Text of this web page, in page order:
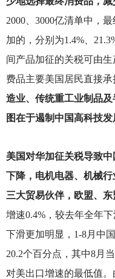
2000、3000亿清单中，
加的，分别为1.4%、
间产品加征的关税可由
费品主要美国居民直接承
造业、传统重工业制品
图在于遏制中国高科技
美国对华加征关税导致
下降，电机电器、机械
三大贸易伙伴，欧盟、东
增速0.4%，较去年全年
下滑更加明显，1-8月中
20.2个百分点，其中8月
对美出口增速的最低值